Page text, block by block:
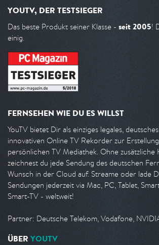
YOUTV, DER TESTSIEGER
Das beste Produkt seiner Klasse - seit 2005!
einig.
FERNSEHEN WIE DU ES WILLST
YouTV bietet Dir als einziges legales,
innovativen Online TV Rekorder zur
persönlichen TV Mediathek. Ohne zusätzliche
zeichnest du jede Sendung des deutschen
Wunsch in der Cloud auf. Streame oder lade
Sendungen jederzeit via Mac, PC, Tablet,
Smart-TV - weltweit!
Partner: Deutsche Telekom, Vodafone,
ÜBER YOUTV